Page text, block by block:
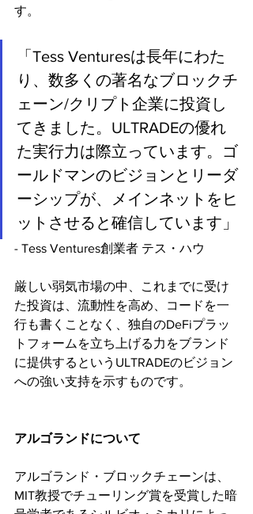
す。
「Tess Venturesは長年にわた
り、数多くの著名なブロックチ
ェーン/クリプト企業に投資し
てきました。ULTRADEの優れ
た実行力は際立っています。ゴ
ールドマンのビジョンとリーダ
ーシップが、メインネットをヒ
ットさせると確信しています」
- Tess Ventures創業者 テス・ハウ
厳しい弱気市場の中、これまでに受け
た投資は、流動性を高め、コードを一
行も書くことなく、独自のDeFiプラッ
トフォームを立ち上げる力をブランド
に提供するというULTRADEのビジョン
への強い支持を示すものです。
アルゴランドについて
アルゴランド・ブロックチェーンは、
MIT教授でチューリング賞を受賞した暗